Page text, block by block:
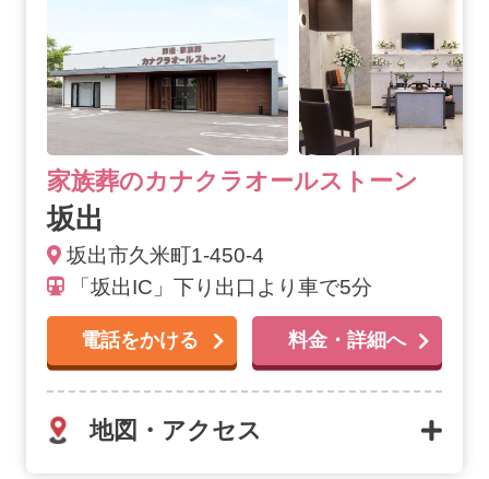
家族葬のカナクラオールストーン
坂出
坂出市久米町1-450-4
「坂出IC」下り出口より車で5分
電話をかける 料金・詳細へ
地図・アクセス